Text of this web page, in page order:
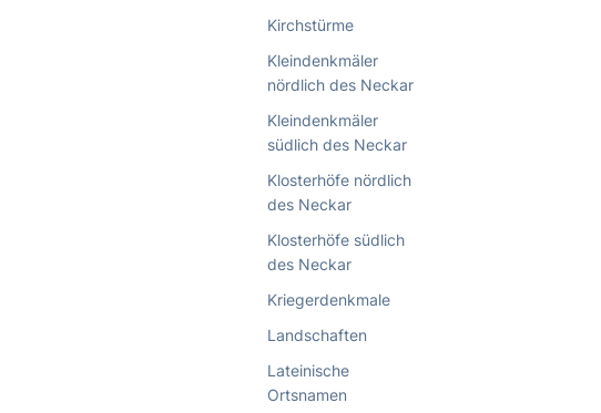
Kirchstürme
Kleindenkmäler
nördlich des Neckar
Kleindenkmäler
südlich des Neckar
Klosterhöfe nördlich
des Neckar
Klosterhöfe südlich
des Neckar
Kriegerdenkmale
Landschaften
Lateinische
Ortsnamen